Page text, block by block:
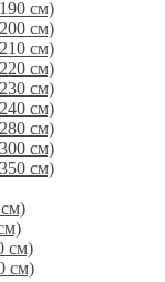
см)
см)
см)
см)
см)
см)
см)
см)
см)
см)
см)